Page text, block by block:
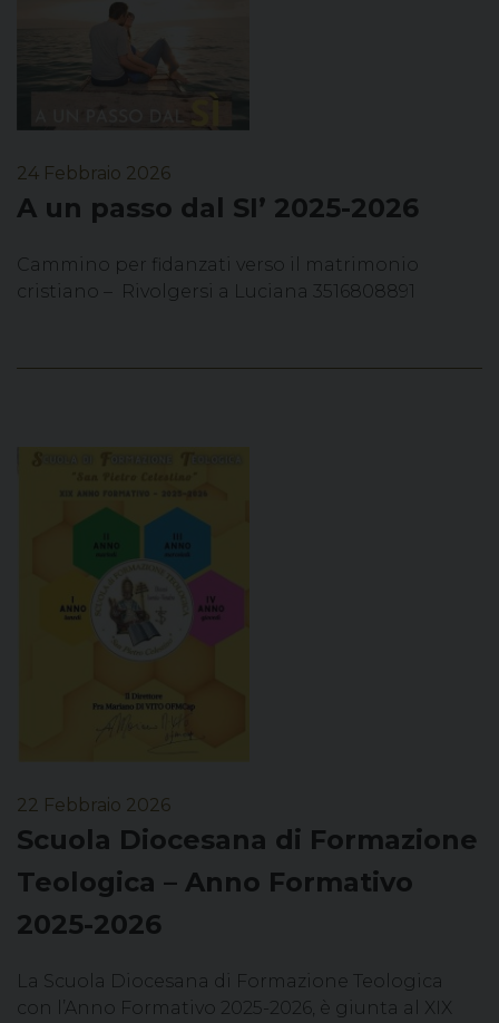
24 Febbraio 2026
A un passo dal SI’ 2025-2026
Cammino per fidanzati verso il matrimonio
cristiano – Rivolgersi a Luciana 3516808891
22 Febbraio 2026
Scuola Diocesana di Formazione
Teologica – Anno Formativo
2025-2026
La Scuola Diocesana di Formazione Teologica
con l’Anno Formativo 2025-2026, è giunta al XIX